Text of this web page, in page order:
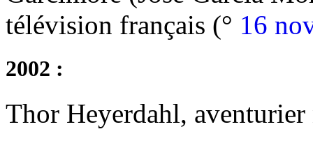
télévision français (° 16
2002 :
Thor Heyerdahl,